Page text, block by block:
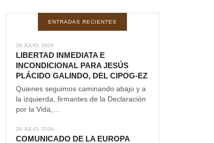
ENTRADAS RECIENTES
28 JULIO, 2026
LIBERTAD INMEDIATA E
INCONDICIONAL PARA JESÚS
PLÁCIDO GALINDO, DEL CIPOG-EZ
Quienes seguimos caminando abajo y a
la izquierda, firmantes de la Declaración
por la Vida,…
28 JULIO, 2026
COMUNICADO DE LA EUROPA